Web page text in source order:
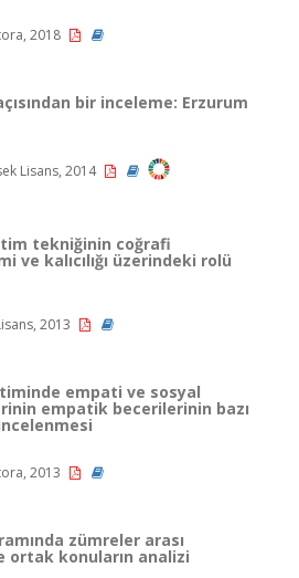
2018
bir inceleme: Erzurum
Lisans, 2014
tekniğinin coğrafi
ve kalıcılığı üzerindeki rolü
2013
empati ve sosyal
empatik becerilerinin bazı
2013
zümreler arası
ortak konuların analizi